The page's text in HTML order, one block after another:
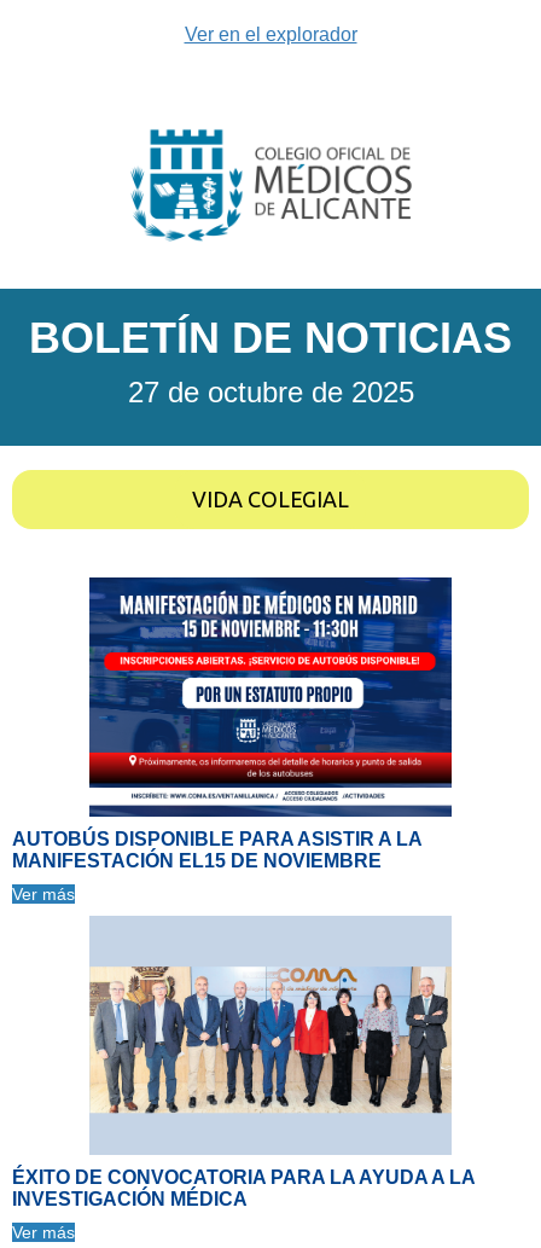
Ver en el explorador
BOLETÍN DE NOTICIAS
27 de octubre de 2025
VIDA COLEGIAL
AUTOBÚS DISPONIBLE PARA ASISTIR A LA
MANIFESTACIÓN EL15 DE NOVIEMBRE
Ver más
ÉXITO DE CONVOCATORIA PARA LA AYUDA A LA
INVESTIGACIÓN MÉDICA
Ver más